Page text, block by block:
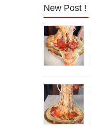
New Post !